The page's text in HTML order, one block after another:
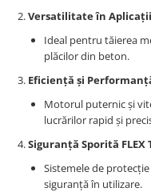
Versatilitate în Aplicații
Ideal pentru tăierea
plăcilor din beton.
Eficiență și
Motorul puternic și
lucrărilor rapid și
Siguranță Sporită FLEX
Sistemele de
siguranță în utilizare.